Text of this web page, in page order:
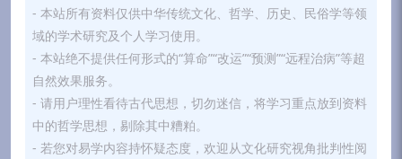
- 本站所有资料仅供中华传统文化、哲学、历史、民俗学等领
域的学术研究及个人学习使用。
- 本站绝不提供任何形式的“算命”“改运”“预测”“远程治病”等超
自然效果服务。
- 请用户理性看待古代思想，切勿迷信，将学习重点放到资料
中的哲学思想，剔除其中糟粕。
- 若您对易学内容持怀疑态度，欢迎从文化研究视角批判性阅